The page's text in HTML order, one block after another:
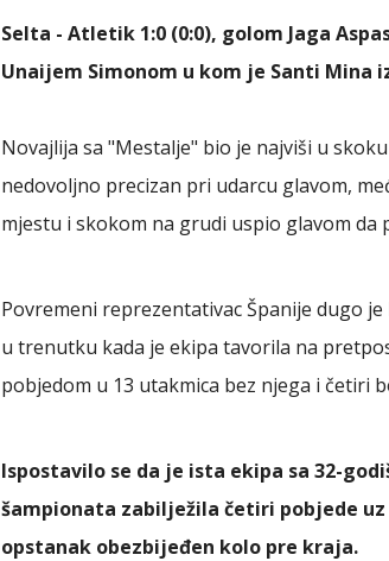
Selta - Atletik 1:0 (0:0), golom Jaga
Unaijem Simonom u kom je Santi Mina
Novajlija sa "Mestalje" bio je najviši u
nedovoljno precizan pri udarcu glavom,
mjestu i skokom na grudi uspio glavom da
Povremeni reprezentativac Španije dugo
u trenutku kada je ekipa tavorila na
pobjedom u 13 utakmica bez njega i četiri
Ispostavilo se da je ista ekipa sa 32-
šampionata zabilježila četiri pobjede
opstanak obezbijeđen kolo pre kraja.